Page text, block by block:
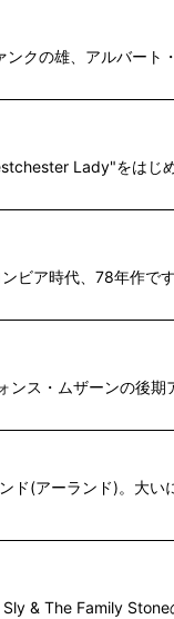
クの雄、アルバー
Lady"をはじ
ビア時代、78年作
ス・ムザーンの後
(アーランド)。大い
& The Family